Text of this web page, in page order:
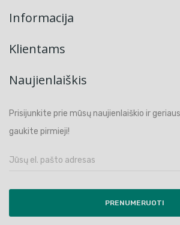
Informacija
Klientams
Naujienlaiškis
Prisijunkite prie mūsų naujienlaiškio ir
gaukite pirmieji!
PRENUMERUOTI